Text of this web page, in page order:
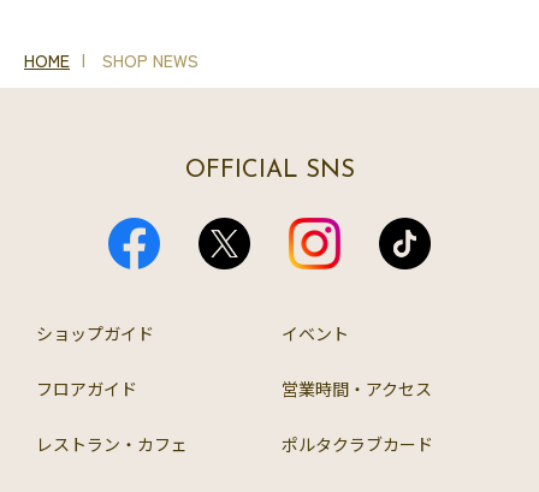
HOME SHOP NEWS
OFFICIAL SNS
ショップガイド イベント
フロアガイド 営業時間・アクセス
レストラン・カフェ ポルタクラブカード